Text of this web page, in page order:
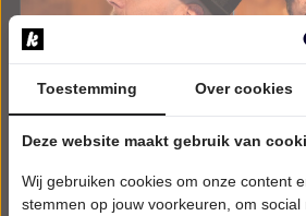
Toestemming Over cookies
Deze website maakt gebruik van
Wij gebruiken cookies om onze content
stemmen op jouw voorkeuren, om